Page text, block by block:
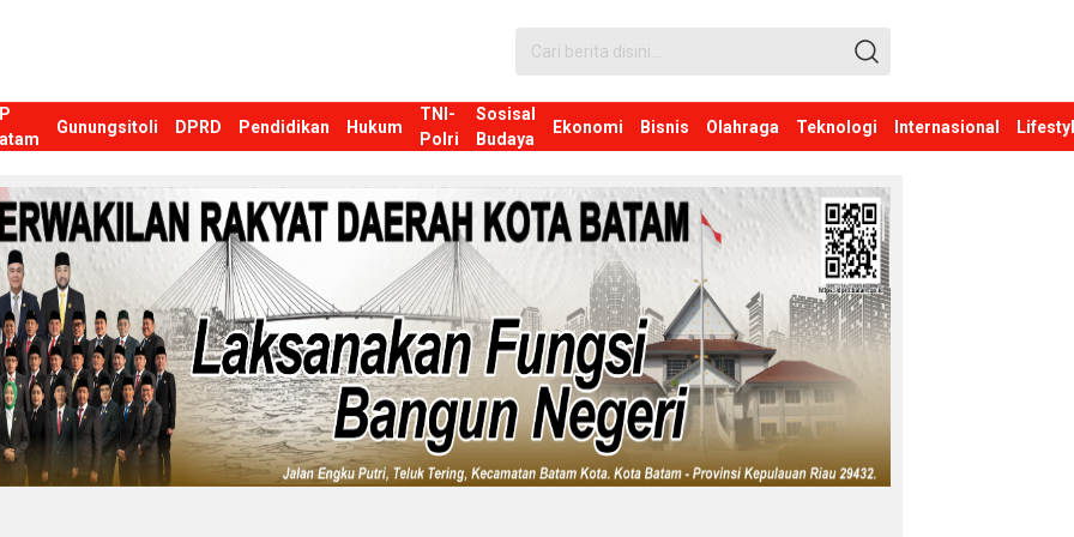
Gunungsitoli DPRD Pendidikan Hukum
TNI-
Polri
Sosisal
Budaya
Ekonomi Bisnis Olahraga Teknologi Internasional